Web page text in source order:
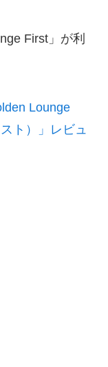
First」が利
Lounge
ト）」レビュ